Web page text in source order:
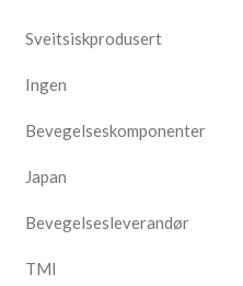
Sveitsiskprodusert
Ingen
Bevegelseskomponenter
Japan
Bevegelsesleverandør
TMI